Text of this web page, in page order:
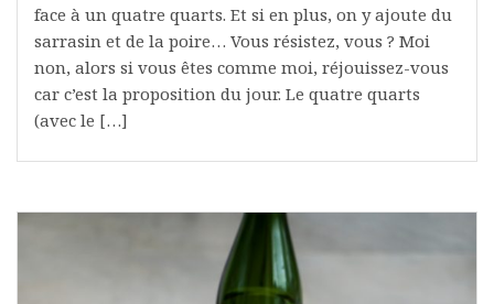
face à un quatre quarts. Et si en plus, on y ajoute du
sarrasin et de la poire… Vous résistez, vous ? Moi
non, alors si vous êtes comme moi, réjouissez-vous
car c’est la proposition du jour. Le quatre quarts
(avec le […]